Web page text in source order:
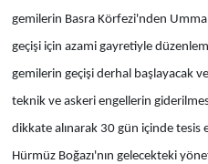
gemilerin Basra Körfezi'nden
geçişi için azami gayretiyle
gemilerin geçişi derhal başlayacak
teknik ve askeri engellerin
dikkate alınarak 30 gün içinde
Hürmüz Boğazı'nın gelecekteki